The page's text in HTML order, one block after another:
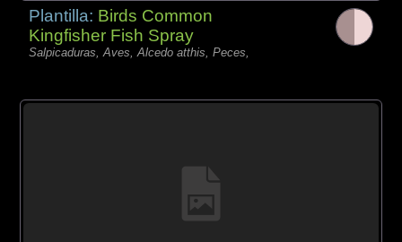
Plantilla: Birds Common
Kingfisher Fish Spray
Salpicaduras, Aves, Alcedo atthis, Peces,